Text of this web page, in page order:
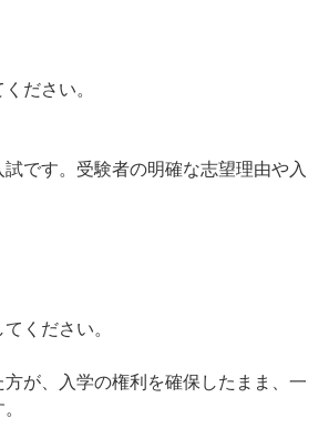
ださい。
です。受験者の明確な志望理由や入
ください。
が、入学の権利を確保したまま、一